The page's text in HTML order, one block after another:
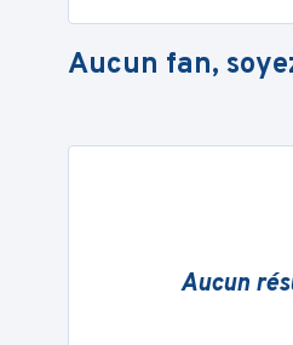
Aucun fan,
Aucun